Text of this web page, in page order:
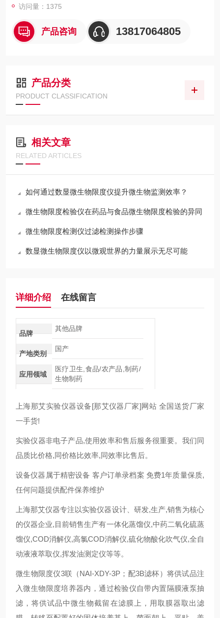
访问量：1375
产品咨询 13817064805
产品分类
PRODUCT CLASSIFICATION
相关文章
RELATED ARTICLES
如何通过数显微生物限度仪提升微生物监测效率？
微生物限度检验仪在药品与食品微生物限度检验的异同
微生物限度检测仪过滤检测操作步骤
数显微生物限度仪以微观世界的力量展示无尽可能
详细介绍 在线留言
品牌
其他品牌
产地类别
国产
应用领域
医疗卫生,食品/农产品,制药/
生物制药
上海那艾实验仪器设备[那艾仪器厂家]网站 全国送货厂家
一手货!
实验仪器非电子产品,使用效率和售后服务很重要。我们同
品质比价格,同价格比效率,同效率比售后。
设备仪器属于精密设备 客户订单录档案 免费1年质量保质,
任何问题提供配件保养维护
上海那艾仪器专注以实验仪器设计、研发,生产,销售为核心
的仪器企业,目前销售生产有一体化蒸馏仪,中药二氧化硫蒸
馏仪,COD消解仪,高氯COD消解仪,硫化物酸化吹气仪,全自
动液液萃取仪,挥发油测定仪等等。
微生物限度仪3联（NAI-XDY-3P；配3B滤杯）将供试品注
入微生物限度培养器内，通过检验仪自带内置隔膜液泵抽
滤，将供试品中微生物截留在滤膜上，用取膜器取出滤